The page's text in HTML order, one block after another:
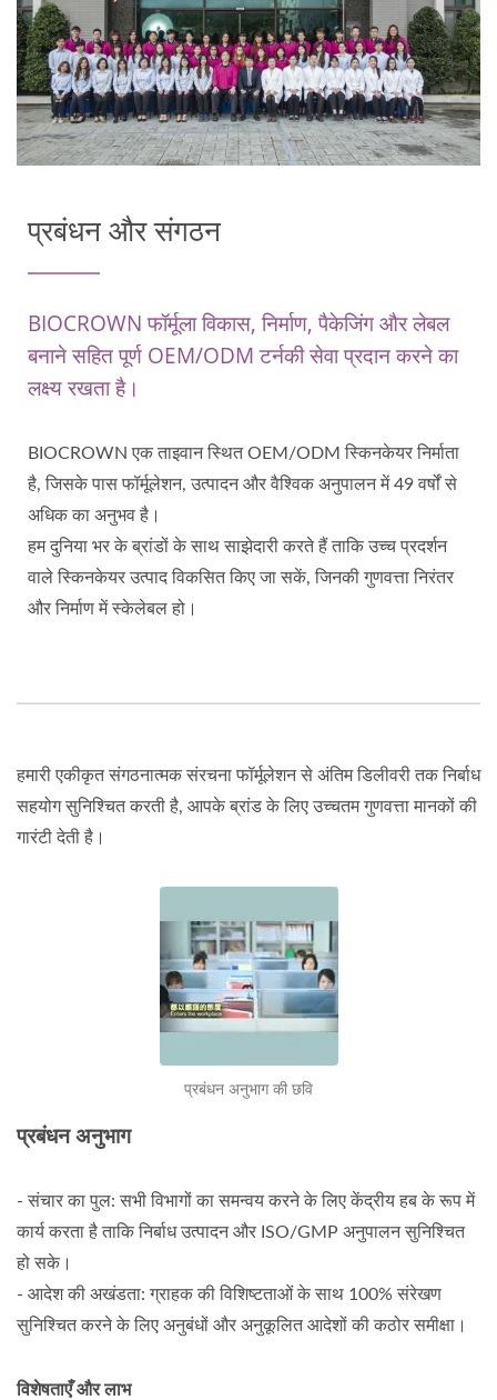
प्रबंधन और संगठन
BIOCROWN फॉर्मूला विकास, निर्माण, पैकेजिंग और लेबल
बनाने सहित पूर्ण OEM/ODM टर्नकी सेवा प्रदान करने का
लक्ष्य रखता है।
BIOCROWN एक ताइवान स्थित OEM/ODM स्किनकेयर निर्माता
है, जिसके पास फॉर्मूलेशन, उत्पादन और वैश्विक अनुपालन में 49 वर्षों से
अधिक का अनुभव है।
हम दुनिया भर के ब्रांडों के साथ साझेदारी करते हैं ताकि उच्च प्रदर्शन
वाले स्किनकेयर उत्पाद विकसित किए जा सकें, जिनकी गुणवत्ता निरंतर
और निर्माण में स्केलेबल हो।
हमारी एकीकृत संगठनात्मक संरचना फॉर्मूलेशन से अंतिम डिलीवरी तक निर्बाध
सहयोग सुनिश्चित करती है, आपके ब्रांड के लिए उच्चतम गुणवत्ता मानकों की
गारंटी देती है।
प्रबंधन अनुभाग की छवि
प्रबंधन अनुभाग
- संचार का पुल: सभी विभागों का समन्वय करने के लिए केंद्रीय हब के रूप में
कार्य करता है ताकि निर्बाध उत्पादन और ISO/GMP अनुपालन सुनिश्चित
हो सके।
- आदेश की अखंडता: ग्राहक की विशिष्टताओं के साथ 100% संरेखण
सुनिश्चित करने के लिए अनुबंधों और अनुकूलित आदेशों की कठोर समीक्षा।
विशेषताएँ और लाभ